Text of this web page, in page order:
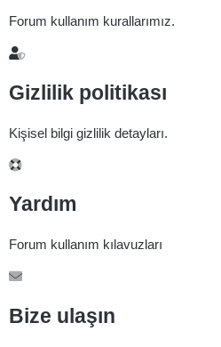
Forum kullanım kurallarımız.
Gizlilik politikası
Kişisel bilgi gizlilik detayları.
Yardım
Forum kullanım kılavuzları
Bize ulaşın